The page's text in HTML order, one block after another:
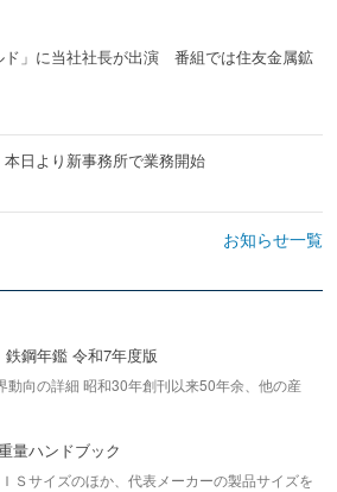
ド」に当社社長が出演 番組では住友金属鉱
日より新事務所で業務開始
お知らせ一覧
鉄鋼年鑑 令和7年度版
動向の詳細 昭和30年創刊以来50年余、他の産
量ハンドブック
Ｓサイズのほか、代表メーカーの製品サイズを